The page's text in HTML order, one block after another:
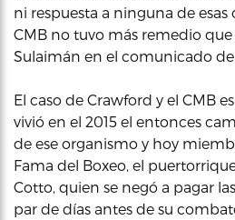
ni respuesta a ninguna de
CMB no tuvo más remedio que
Sulaimán en el comunicado de
El caso de Crawford y el CMB
vivió en el 2015 el entonces
de ese organismo y hoy
Fama del Boxeo, el
Cotto, quien se negó a pagar
par de días antes de su